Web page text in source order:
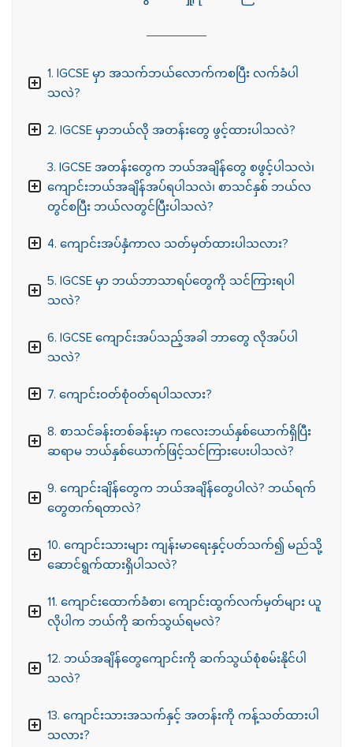
1. IGCSE မှာ အသက်ဘယ်လောက်ကစပြီး လက်ခံပါ
သလဲ?
2. IGCSE မှာဘယ်လို အတန်းတွေ ဖွင့်ထားပါသလဲ?
3. IGCSE အတန်းတွေက ဘယ်အချိန်တွေ စဖွင့်ပါသလဲ၊
ကျောင်းဘယ်အချိန်အပ်ရပါသလဲ၊ စာသင်နှစ် ဘယ်လ
တွင်စပြီး ဘယ်လတွင်ပြီးပါသလဲ?
4. ကျောင်းအပ်နှံကာလ သတ်မှတ်ထားပါသလား?
5. IGCSE မှာ ဘယ်ဘာသာရပ်တွေကို သင်ကြားရပါ
သလဲ?
6. IGCSE ကျောင်းအပ်သည့်အခါ ဘာတွေ လိုအပ်ပါ
သလဲ?
7. ကျောင်းဝတ်စုံဝတ်ရပါသလား?
8. စာသင်ခန်းတစ်ခန်းမှာ ကလေးဘယ်နှစ်ယောက်ရှိပြီး
ဆရာမ ဘယ်နှစ်ယောက်ဖြင့်သင်ကြားပေးပါသလဲ?
9. ကျောင်းချိန်တွေက ဘယ်အချိန်တွေပါလဲ? ဘယ်ရက်
တွေတက်ရတာလဲ?
10. ကျောင်းသားများ ကျန်းမာရေးနှင့်ပတ်သက်၍ မည်သို့
ဆောင်ရွက်ထားရှိပါသလဲ?
11. ကျောင်းထောက်ခံစာ၊ ကျောင်းထွက်လက်မှတ်များ ယူ
လိုပါက ဘယ်ကို ဆက်သွယ်ရမလဲ?
12. ဘယ်အချိန်တွေကျောင်းကို ဆက်သွယ်စုံစမ်းနိုင်ပါ
သလဲ?
13. ကျောင်းသားအသက်နှင့် အတန်းကို ကန့်သတ်ထားပါ
သလား?